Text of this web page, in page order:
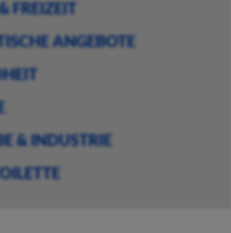
FREIZEIT
ANGEBOTE
& INDUSTRIE